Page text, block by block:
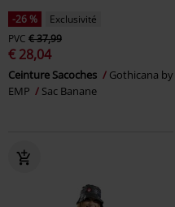
-26 %
Exclusivité
PVC € 37,99
€ 28,04
Ceinture Sacoches
Gothicana by
EMP
Sac Banane